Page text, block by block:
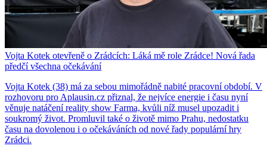
Vojta Kotek otevřeně o Zrádcích: Láká mě role Zrádce! Nová řada
předčí všechna očekávání
Vojta Kotek (38) má za sebou mimořádně nabité pracovní období. V
rozhovoru pro Aplausin.cz přiznal, že nejvíce energie i času nyní
věnuje natáčení reality show Farma, kvůli níž musel upozadit i
soukromý život. Promluvil také o životě mimo Prahu, nedostatku
času na dovolenou i o očekáváních od nové řady populární hry
Zrádci.